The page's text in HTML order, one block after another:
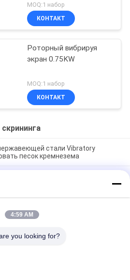
MOQ:1 набор
КОНТАКТ
Роторный вибрируя
экран 0.75KW
MOQ:1 набор
КОНТАКТ
стали Vibratory
песок кремнезема
машина, использующая
по поверхности сита для
материалов
машина с трехмерной
просеивания сыпучих и
4:59 AM
you looking for?